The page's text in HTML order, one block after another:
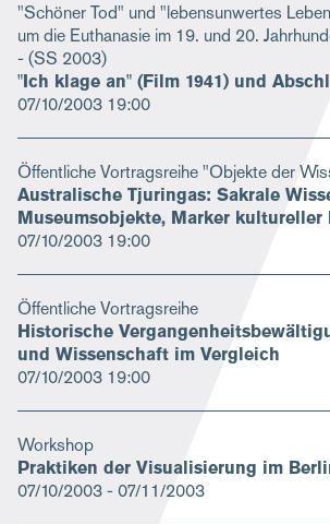
"Schöner Tod" und "lebensunwertes
um die Euthanasie im 19. und 20.
- (SS 2003)
"Ich klage an" (Film 1941) und
07/10/2003 19:00
Öffentliche Vortragsreihe "Objekte der
Australische Tjuringas: Sakrale
Museumsobjekte, Marker
07/10/2003 19:00
Öffentliche Vortragsreihe
Historische
und Wissenschaft im Vergleich
07/10/2003 19:00
Workshop
Praktiken der Visualisierung im
07/10/2003-07/11/2003